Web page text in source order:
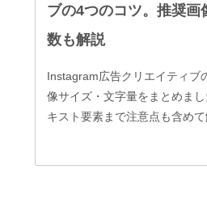
ブの4つのコツ。推奨画
数も解説
Instagram広告クリエイティブ
像サイズ・文字量をまとめま
キスト要素まで注意点も含めて
ebook広告マネージャのキャプ